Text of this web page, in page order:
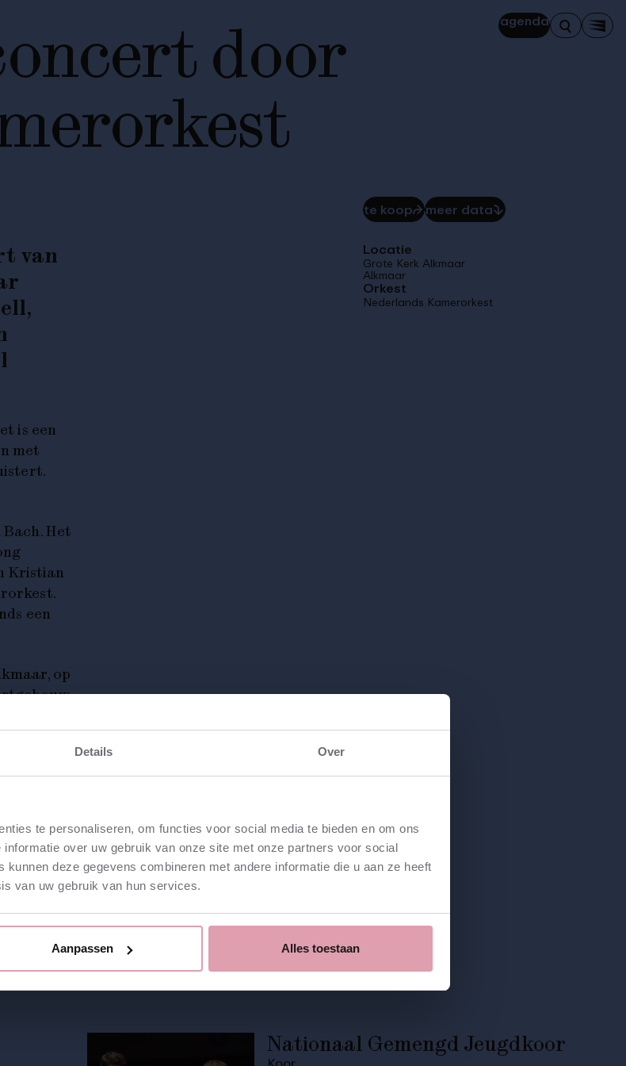
Details Over
te personaliseren, om functies voor social media te bieden en om ons
over uw gebruik van onze site met onze partners voor social
deze gegevens combineren met andere informatie die u aan ze heeft
van uw gebruik van hun services.
Aanpassen Alles toestaan
agenda
Zoeken
door
te koop⮫meer data⮯
van
is een
met
Het
Kristian
een
op
te koop⮫
te koop⮫
Locatie
Grote Kerk Alkmaar
Alkmaar
Orkest
Nederlands Kamerorkest
Nationaal Gemengd Jeugdkoor
Koor